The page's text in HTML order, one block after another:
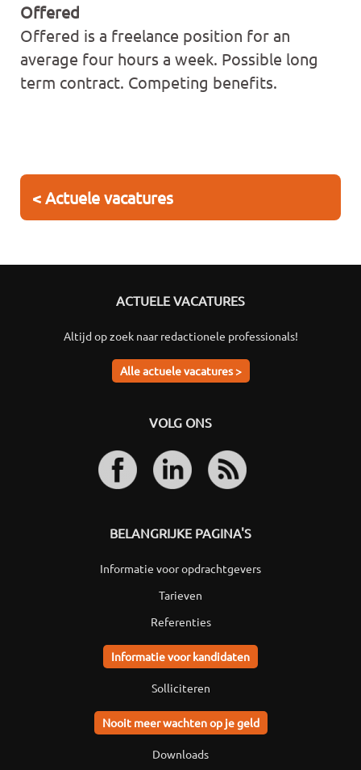
Offered
Offered is a freelance position for an
average four hours a week. Possible long
term contract. Competing benefits.
< Actuele vacatures
ACTUELE VACATURES
Altijd op zoek naar redactionele professionals!
Alle actuele vacatures >
VOLG ONS
BELANGRIJKE PAGINA'S
Informatie voor opdrachtgevers
Tarieven
Referenties
Informatie voor kandidaten
Solliciteren
Nooit meer wachten op je geld
Downloads